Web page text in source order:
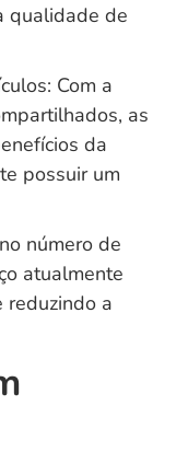
qualidade de
Com a
as
da
possuir um
número de
atualmente
reduzindo a